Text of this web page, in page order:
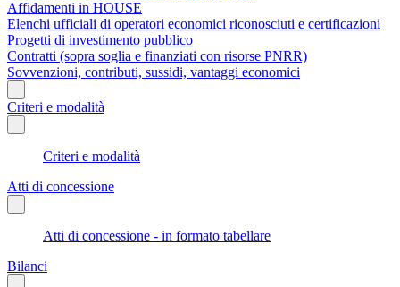
Affidamenti in HOUSE
Elenchi ufficiali di operatori economici riconosciuti e certificazioni
Progetti di investimento pubblico
Contratti (sopra soglia e finanziati con risorse PNRR)
Sovvenzioni, contributi, sussidi, vantaggi economici
Criteri e modalità
Criteri e modalità
Atti di concessione
Atti di concessione - in formato tabellare
Bilanci